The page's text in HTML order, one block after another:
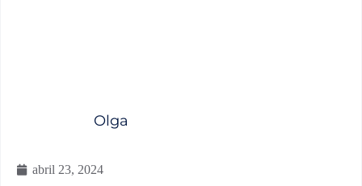
Olga
abril 23, 2024